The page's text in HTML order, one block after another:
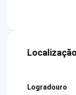
Logradouro